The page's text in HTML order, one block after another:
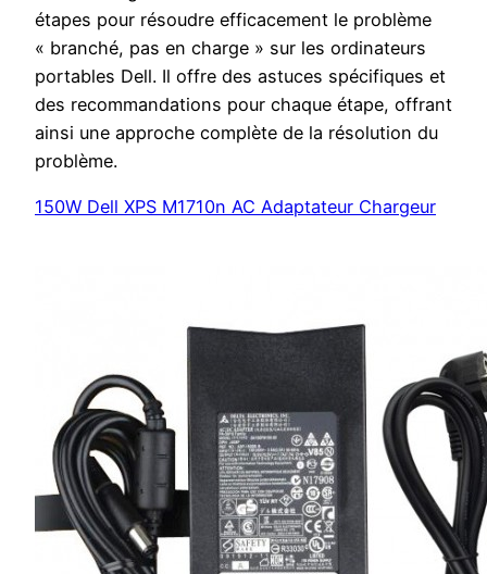
étapes pour résoudre efficacement le problème
« branché, pas en charge » sur les ordinateurs
portables Dell. Il offre des astuces spécifiques et
des recommandations pour chaque étape, offrant
ainsi une approche complète de la résolution du
problème.
150W Dell XPS M1710n AC Adaptateur Chargeur